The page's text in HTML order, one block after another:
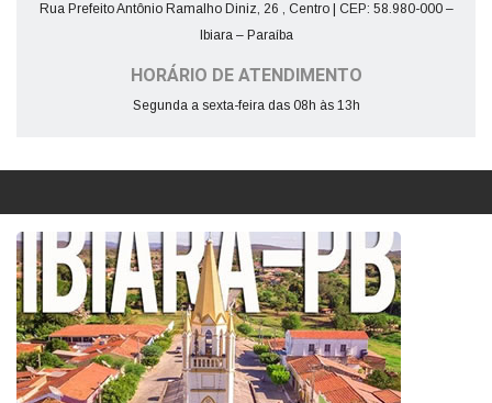
Rua Prefeito Antônio Ramalho Diniz, 26 , Centro | CEP: 58.980-000 –
Ibiara – Paraíba
HORÁRIO DE ATENDIMENTO
Segunda a sexta-feira das 08h às 13h